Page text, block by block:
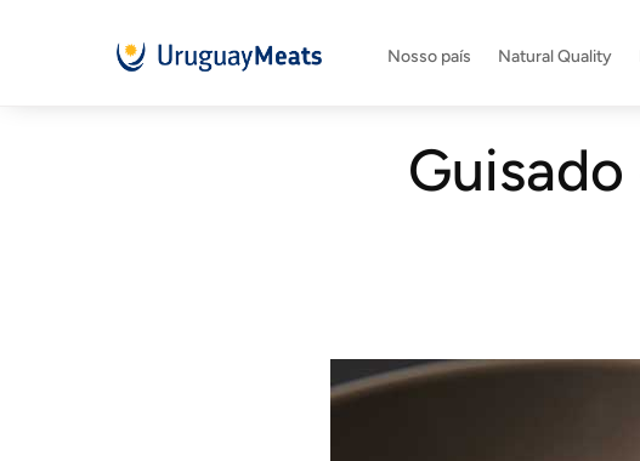
Nosso país Natural Quality